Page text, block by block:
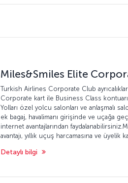
Miles&Smiles Elite
Turkish Airlines Corporate Club
Corporate kart ile Business Class
Yolları özel yolcu salonları ve anlaşmalı
ek bagaj, havalimanı girişinde ve uçağa
internet avantajlarından
avantajı, yıllık uçuş harcamasına ve
Detaylı bilgi